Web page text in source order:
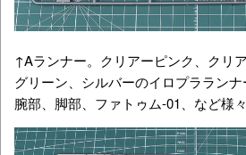
↑Aランナー。クリアーピンク、クリ
グリーン、シルバーのイロプラランナ
腕部、脚部、ファトゥム-01、など様